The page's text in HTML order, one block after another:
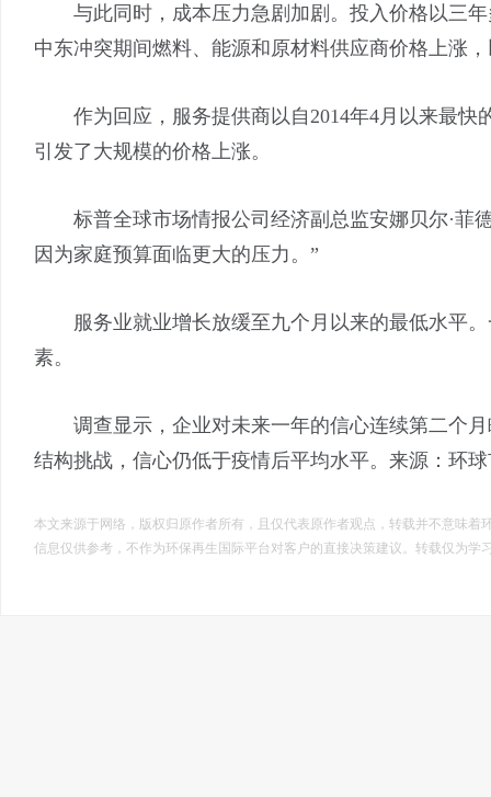
与此同时，成本压力急剧加剧。投入价格以三年
中东冲突期间燃料、能源和原材料供应商价格上涨
作为回应，服务提供商以自2014年4月以来最快
引发了大规模的价格上涨。
标普全球市场情报公司经济副总监安娜贝尔·菲
因为家庭预算面临更大的压力。”
服务业就业增长放缓至九个月以来的最低水平。
素。
调查显示，企业对未来一年的信心连续第二个月
结构挑战，信心仍低于疫情后平均水平。来源： 环
本文来源于网络，版权归原作者所有，且仅代表原作者观点，转载并不意味
信息仅供参考，不作为环保再生国际平台对客户的直接决策建议。转载仅为